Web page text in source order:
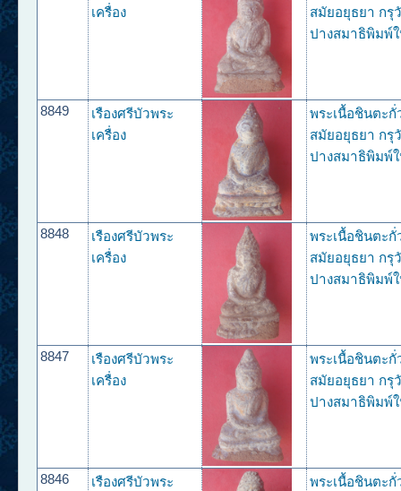
เครื่อง
สมัยอยุธยา กรุ
ปางสมาธิพิมพ์
8849
เรืองศรีบัวพระ
เครื่อง
พระเนื้อชินตะ
สมัยอยุธยา กรุ
ปางสมาธิพิมพ์
8848
เรืองศรีบัวพระ
เครื่อง
พระเนื้อชินตะ
สมัยอยุธยา กรุ
ปางสมาธิพิมพ์
8847
เรืองศรีบัวพระ
เครื่อง
พระเนื้อชินตะ
สมัยอยุธยา กรุ
ปางสมาธิพิมพ์
8846
เรืองศรีบัวพระ
พระเนื้อชินตะ